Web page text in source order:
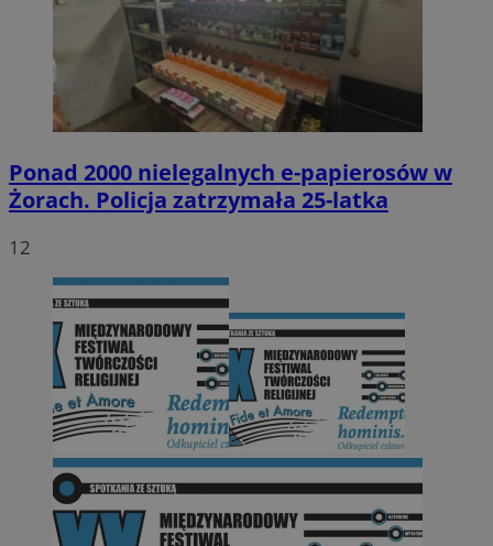
Ponad 2000 nielegalnych e-papierosów w
Żorach. Policja zatrzymała 25-latka
12